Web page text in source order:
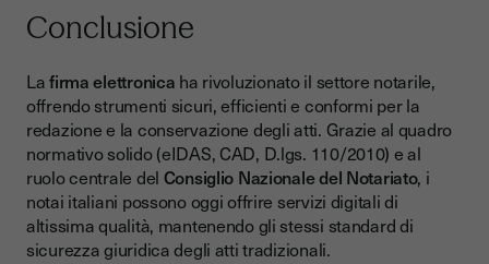
Conclusione
Lafirma elettronica ha rivoluzionato il settore notarile,
offrendo strumenti sicuri, efficienti e conformi per la
redazione e la conservazione degli atti. Grazie al quadro
normativo solido (eIDAS, CAD, D.lgs. 110/2010) e al
ruolo centrale del Consiglio Nazionale del Notariato, i
notai italiani possono oggi offrire servizi digitali di
altissima qualità, mantenendo gli stessi standard di
sicurezza giuridica degli atti tradizionali.